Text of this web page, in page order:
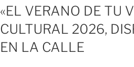
EL
«EL VERANO DE TU
CULTURAL 2026,
EN LA CALLE